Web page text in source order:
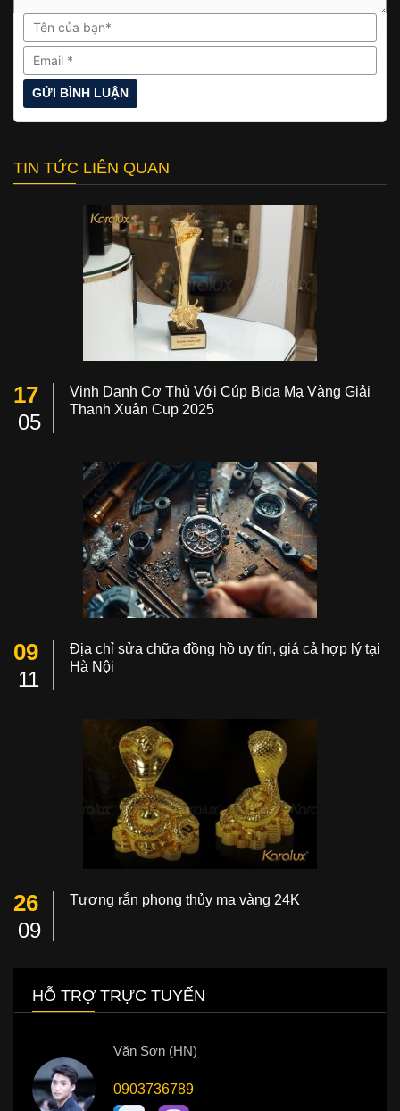
TIN TỨC LIÊN QUAN
17
05
Vinh Danh Cơ Thủ Với Cúp Bida Mạ Vàng Giải
Thanh Xuân Cup 2025
09
11
Địa chỉ sửa chữa đồng hồ uy tín, giá cả hợp lý tại
Hà Nội
26
09
Tượng rắn phong thủy mạ vàng 24K
HỖ TRỢ TRỰC TUYẾN
Văn Sơn (HN)
0903736789